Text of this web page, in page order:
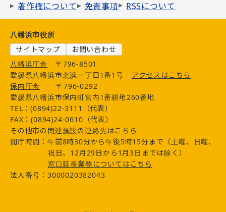
著作権について
免責事項 RSSについて
八幡浜市役所
サイトマップ
お問い合わせ
八幡浜庁舎
〒796-8501
愛媛県八幡浜市北浜一丁目1番1号
アクセスはこちら
保内庁舎
〒796-0292
愛媛県八幡浜市保内町宮内1番耕地260番地
TEL：(0894)22-3111（代表）
FAX：(0894)24-0610（代表）
その他市の関連施設の連絡先はこちら
開庁時間：午前8時30分から午後5時15分まで（土曜、日曜、
祝日、12月29日から1月3日までは除く）
窓口延長業務についてはこちら
法人番号：3000020382043